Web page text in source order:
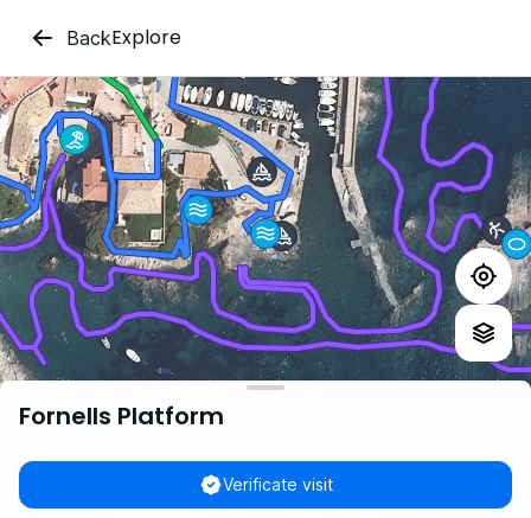
BackExplore
Fornells Platform
Verificate visit